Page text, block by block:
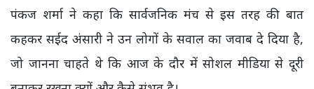
पंकज शर्मा ने कहा कि सार्वजनिक मंच से इस तरह की बात
कहकर सईद अंसारी ने उन लोगों के सवाल का जवाब दे दिया है,
जो जानना चाहते थे कि आज के दौर में सोशल मीडिया से दूरी